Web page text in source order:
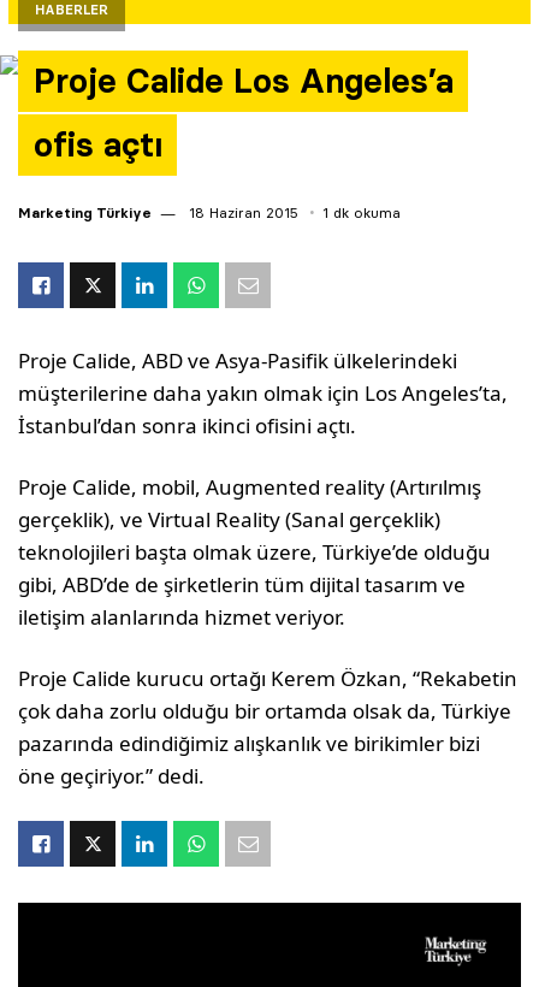
HABERLER
Proje Calide Los Angeles’a
ofis açtı
Marketing Türkiye 18 Haziran 2015 1 dk okuma
Proje Calide, ABD ve Asya-Pasifik ülkelerindeki
müşterilerine daha yakın olmak için Los Angeles’ta,
İstanbul’dan sonra ikinci ofisini açtı.
Proje Calide, mobil, Augmented reality (Artırılmış
gerçeklik), ve Virtual Reality (Sanal gerçeklik)
teknolojileri başta olmak üzere, Türkiye’de olduğu
gibi, ABD’de de şirketlerin tüm dijital tasarım ve
iletişim alanlarında hizmet veriyor.
Proje Calide kurucu ortağı Kerem Özkan, “Rekabetin
çok daha zorlu olduğu bir ortamda olsak da, Türkiye
pazarında edindiğimiz alışkanlık ve birikimler bizi
öne geçiriyor.” dedi.
Yazarlar
Araştırma